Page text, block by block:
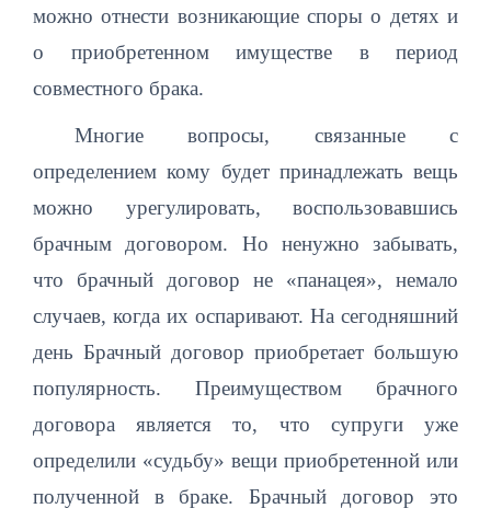
можно отнести возникающие споры о детях и
о приобретенном имуществе в период
совместного брака.
Многие вопросы, связанные с
определением кому будет принадлежать вещь
можно урегулировать, воспользовавшись
брачным договором. Но ненужно забывать,
что брачный договор не «панацея», немало
случаев, когда их оспаривают. На сегодняшний
день Брачный договор приобретает большую
популярность. Преимуществом брачного
договора является то, что супруги уже
определили «судьбу» вещи приобретенной или
полученной в браке. Брачный договор это